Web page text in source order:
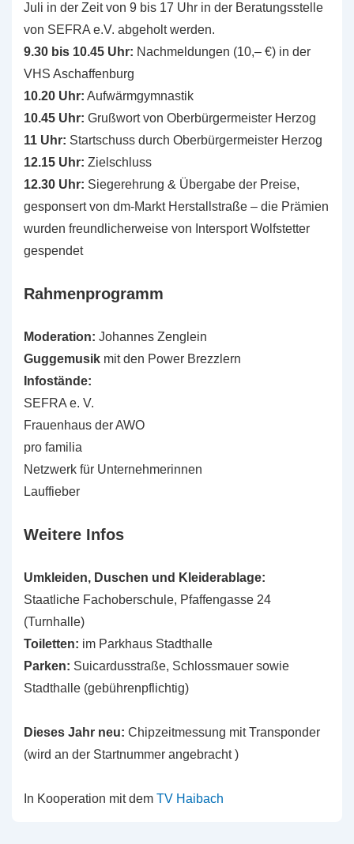
Juli in der Zeit von 9 bis 17 Uhr in der Beratungsstelle
von SEFRA e.V. abgeholt werden.
9.30 bis 10.45 Uhr: Nachmeldungen (10,– €) in der
VHS Aschaffenburg
10.20 Uhr: Aufwärmgymnastik
10.45 Uhr: Grußwort von Oberbürgermeister Herzog
11 Uhr: Startschuss durch Oberbürgermeister Herzog
12.15 Uhr: Zielschluss
12.30 Uhr: Siegerehrung & Übergabe der Preise,
gesponsert von dm-Markt Herstallstraße – die Prämien
wurden freundlicherweise von Intersport Wolfstetter
gespendet
Rahmenprogramm
Moderation: Johannes Zenglein
Guggemusik mit den Power Brezzlern
Infostände:
SEFRA e. V.
Frauenhaus der AWO
pro familia
Netzwerk für Unternehmerinnen
Lauffieber
Weitere Infos
Umkleiden, Duschen und Kleiderablage:
Staatliche Fachoberschule, Pfaffengasse 24
(Turnhalle)
Toiletten: im Parkhaus Stadthalle
Parken: Suicardusstraße, Schlossmauer sowie
Stadthalle (gebührenpflichtig)
Dieses Jahr neu: Chipzeitmessung mit Transponder
(wird an der Startnummer angebracht )
In Kooperation mit dem TV Haibach